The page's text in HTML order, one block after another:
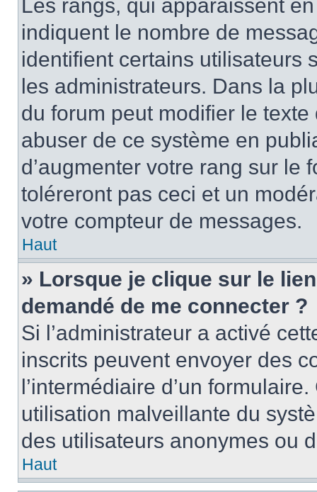
Les rangs, qui apparaissent
indiquent le nombre de
identifient certains utilisateurs
les administrateurs. Dans la
du forum peut modifier le
abuser de ce système en
d’augmenter votre rang sur le
toléreront pas ceci et un
votre compteur de messages.
Haut
» Lorsque je clique sur le
demandé de me connecter ?
Si l’administrateur a activé
inscrits peuvent envoyer des
l’intermédiaire d’un
utilisation malveillante du
des utilisateurs anonymes ou
Haut